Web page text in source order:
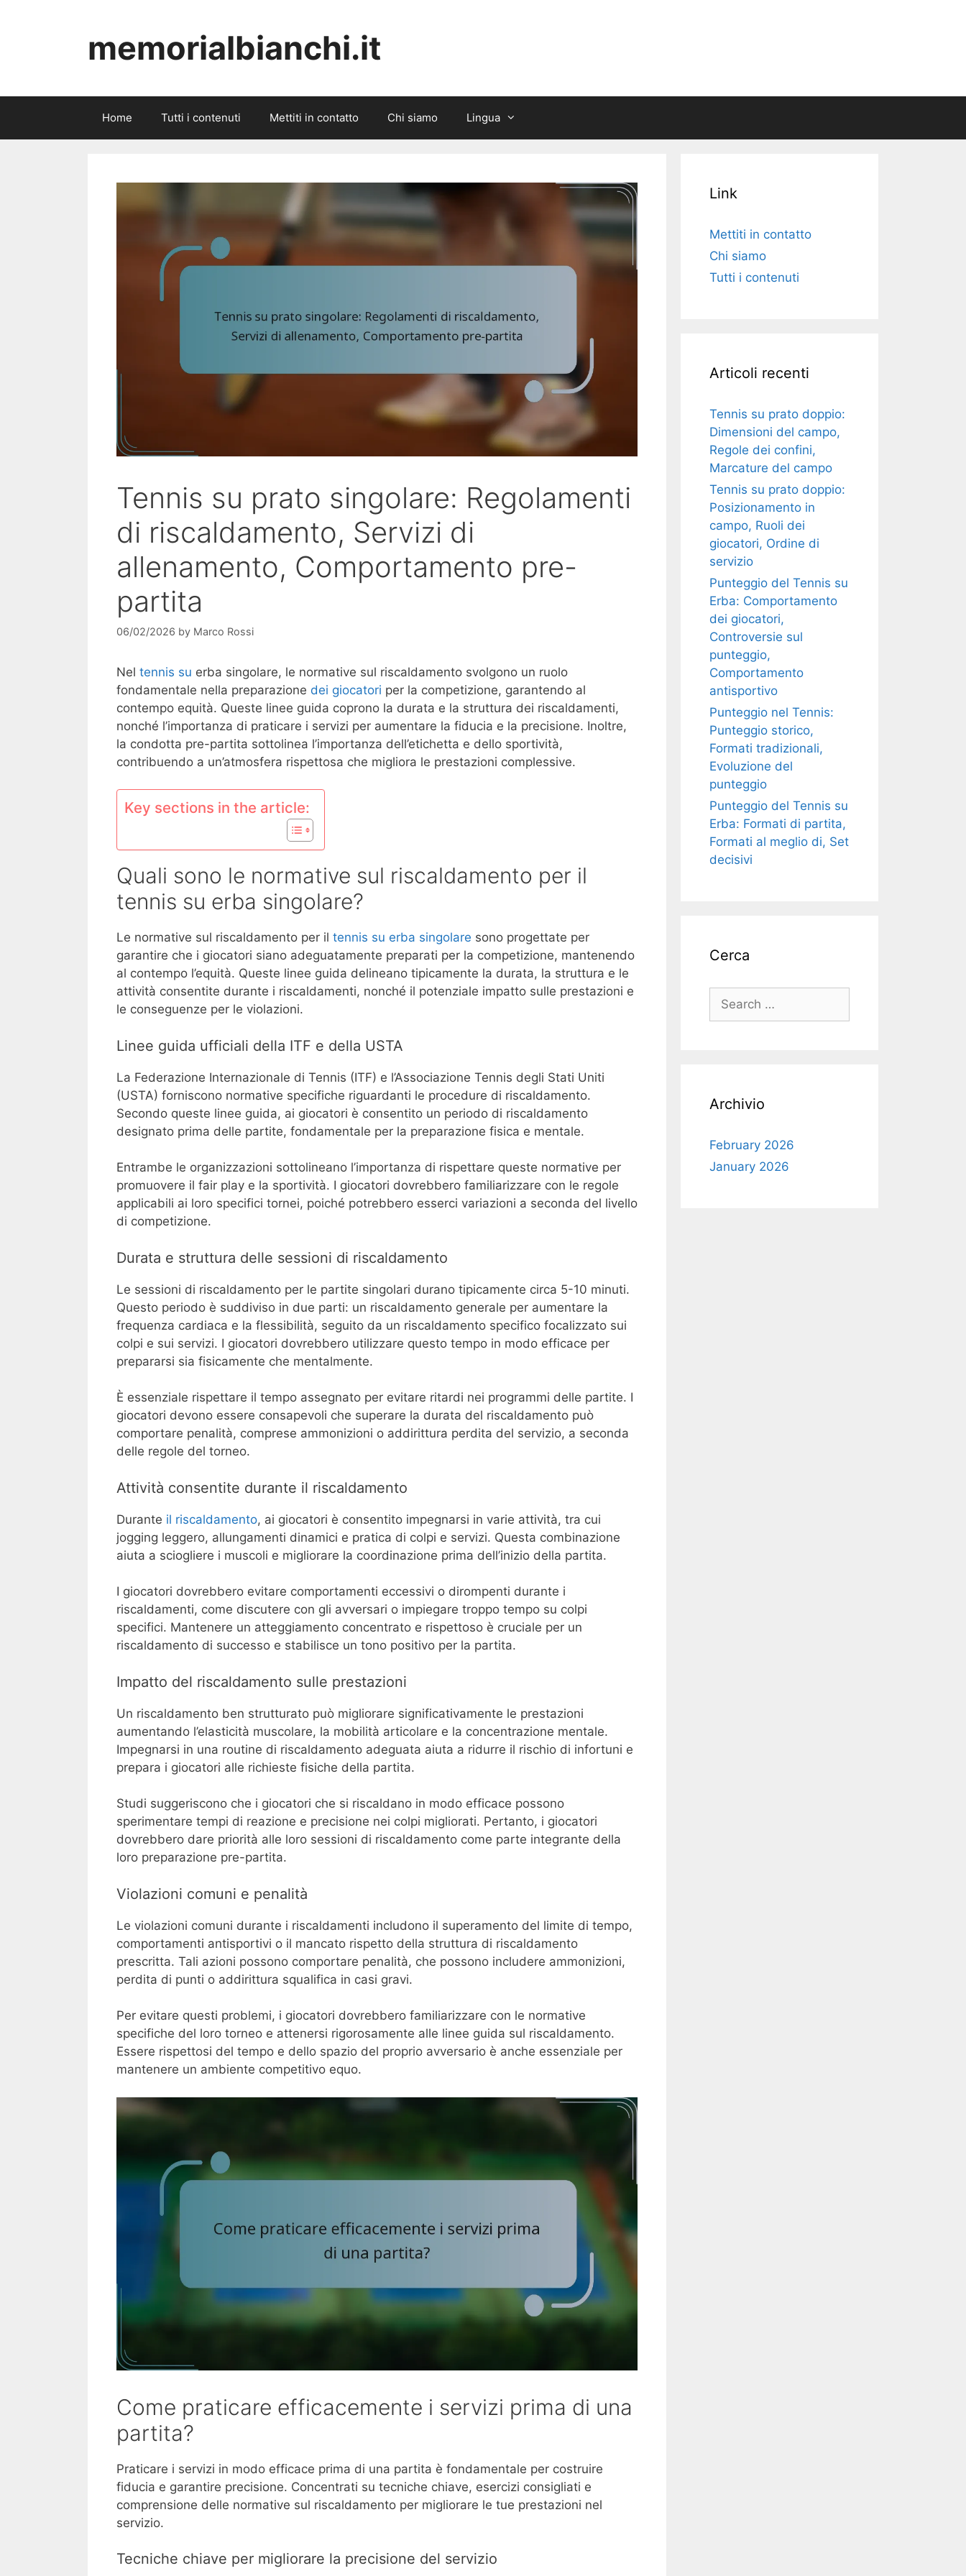
memorialbianchi.it
Home Tutti i contenuti Mettiti in contatto Chi siamo Lingua
Tennis su prato singolare: Regolamenti
di riscaldamento, Servizi di
allenamento, Comportamento pre-
partita
06/02/2026 by Marco Rossi
Nel tennis su erba singolare, le normative sul riscaldamento svolgono un ruolo
fondamentale nella preparazione dei giocatori per la competizione, garantendo al
contempo equità. Queste linee guida coprono la durata e la struttura dei riscaldamenti,
nonché l’importanza di praticare i servizi per aumentare la fiducia e la precisione. Inoltre,
la condotta pre-partita sottolinea l’importanza dell’etichetta e dello sportività,
contribuendo a un’atmosfera rispettosa che migliora le prestazioni complessive.
Key sections in the article:
Quali sono le normative sul riscaldamento per il
tennis su erba singolare?
Le normative sul riscaldamento per il tennis su erba singolare sono progettate per
garantire che i giocatori siano adeguatamente preparati per la competizione, mantenendo
al contempo l’equità. Queste linee guida delineano tipicamente la durata, la struttura e le
attività consentite durante i riscaldamenti, nonché il potenziale impatto sulle prestazioni e
le conseguenze per le violazioni.
Linee guida ufficiali della ITF e della USTA
La Federazione Internazionale di Tennis (ITF) e l’Associazione Tennis degli Stati Uniti
(USTA) forniscono normative specifiche riguardanti le procedure di riscaldamento.
Secondo queste linee guida, ai giocatori è consentito un periodo di riscaldamento
designato prima delle partite, fondamentale per la preparazione fisica e mentale.
Entrambe le organizzazioni sottolineano l’importanza di rispettare queste normative per
promuovere il fair play e la sportività. I giocatori dovrebbero familiarizzare con le regole
applicabili ai loro specifici tornei, poiché potrebbero esserci variazioni a seconda del livello
di competizione.
Durata e struttura delle sessioni di riscaldamento
Le sessioni di riscaldamento per le partite singolari durano tipicamente circa 5-10 minuti.
Questo periodo è suddiviso in due parti: un riscaldamento generale per aumentare la
frequenza cardiaca e la flessibilità, seguito da un riscaldamento specifico focalizzato sui
colpi e sui servizi. I giocatori dovrebbero utilizzare questo tempo in modo efficace per
prepararsi sia fisicamente che mentalmente.
È essenziale rispettare il tempo assegnato per evitare ritardi nei programmi delle partite. I
giocatori devono essere consapevoli che superare la durata del riscaldamento può
comportare penalità, comprese ammonizioni o addirittura perdita del servizio, a seconda
delle regole del torneo.
Attività consentite durante il riscaldamento
Durante il riscaldamento, ai giocatori è consentito impegnarsi in varie attività, tra cui
jogging leggero, allungamenti dinamici e pratica di colpi e servizi. Questa combinazione
aiuta a sciogliere i muscoli e migliorare la coordinazione prima dell’inizio della partita.
I giocatori dovrebbero evitare comportamenti eccessivi o dirompenti durante i
riscaldamenti, come discutere con gli avversari o impiegare troppo tempo su colpi
specifici. Mantenere un atteggiamento concentrato e rispettoso è cruciale per un
riscaldamento di successo e stabilisce un tono positivo per la partita.
Impatto del riscaldamento sulle prestazioni
Un riscaldamento ben strutturato può migliorare significativamente le prestazioni
aumentando l’elasticità muscolare, la mobilità articolare e la concentrazione mentale.
Impegnarsi in una routine di riscaldamento adeguata aiuta a ridurre il rischio di infortuni e
prepara i giocatori alle richieste fisiche della partita.
Studi suggeriscono che i giocatori che si riscaldano in modo efficace possono
sperimentare tempi di reazione e precisione nei colpi migliorati. Pertanto, i giocatori
dovrebbero dare priorità alle loro sessioni di riscaldamento come parte integrante della
loro preparazione pre-partita.
Violazioni comuni e penalità
Le violazioni comuni durante i riscaldamenti includono il superamento del limite di tempo,
comportamenti antisportivi o il mancato rispetto della struttura di riscaldamento
prescritta. Tali azioni possono comportare penalità, che possono includere ammonizioni,
perdita di punti o addirittura squalifica in casi gravi.
Per evitare questi problemi, i giocatori dovrebbero familiarizzare con le normative
specifiche del loro torneo e attenersi rigorosamente alle linee guida sul riscaldamento.
Essere rispettosi del tempo e dello spazio del proprio avversario è anche essenziale per
mantenere un ambiente competitivo equo.
Come praticare efficacemente i servizi prima di una
partita?
Praticare i servizi in modo efficace prima di una partita è fondamentale per costruire
fiducia e garantire precisione. Concentrati su tecniche chiave, esercizi consigliati e
comprensione delle normative sul riscaldamento per migliorare le tue prestazioni nel
servizio.
Tecniche chiave per migliorare la precisione del servizio
Link
Mettiti in contatto
Chi siamo
Tutti i contenuti
Articoli recenti
Tennis su prato doppio:
Dimensioni del campo,
Regole dei confini,
Marcature del campo
Tennis su prato doppio:
Posizionamento in
campo, Ruoli dei
giocatori, Ordine di
servizio
Punteggio del Tennis su
Erba: Comportamento
dei giocatori,
Controversie sul
punteggio,
Comportamento
antisportivo
Punteggio nel Tennis:
Punteggio storico,
Formati tradizionali,
Evoluzione del
punteggio
Punteggio del Tennis su
Erba: Formati di partita,
Formati al meglio di, Set
decisivi
Cerca
Search
for:
Archivio
February 2026
January 2026